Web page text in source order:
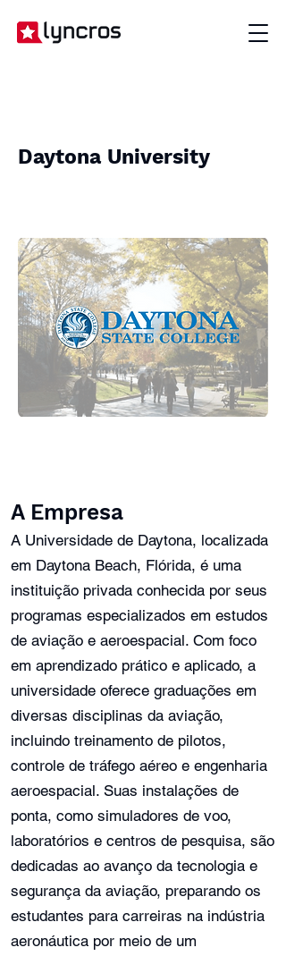
Daytona University
A Empresa
A Universidade de Daytona, localizada
em Daytona Beach, Flórida, é uma
instituição privada conhecida por seus
programas especializados em estudos
de aviação e aeroespacial. Com foco
em aprendizado prático e aplicado, a
universidade oferece graduações em
diversas disciplinas da aviação,
incluindo treinamento de pilotos,
controle de tráfego aéreo e engenharia
aeroespacial. Suas instalações de
ponta, como simuladores de voo,
laboratórios e centros de pesquisa, são
dedicadas ao avanço da tecnologia e
segurança da aviação, preparando os
estudantes para carreiras na indústria
aeronáutica por meio de um